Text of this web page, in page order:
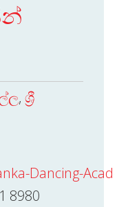
, ශ්‍රී
Dancing-
8980